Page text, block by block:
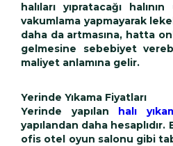
halıları yıpratacağı
vakumlama yapmayarak
daha da artmasına, hatta
gelmesine sebebiyet
maliyet anlamına gelir.
Yerinde Yıkama Fiyatları
Yerinde yapılan halı yı
yapılandan daha
ofis otel oyun salonu gibi